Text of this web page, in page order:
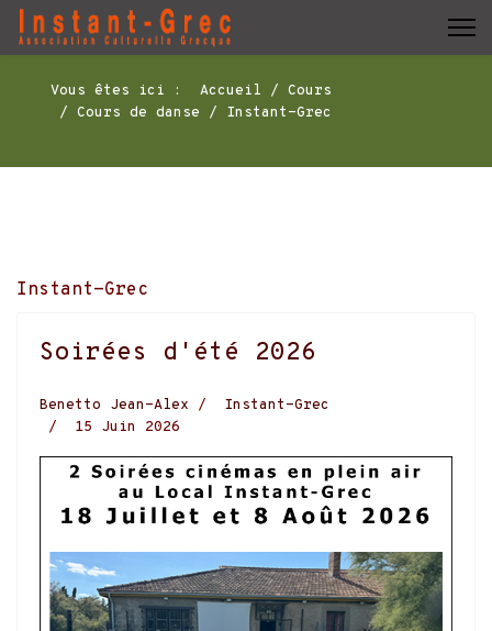
Vous êtes ici : Accueil
Cours
Cours de danse
Instant-Grec
Instant-Grec
Soirées d'été 2026
Benetto Jean-Alex
Instant-Grec
15 Juin 2026